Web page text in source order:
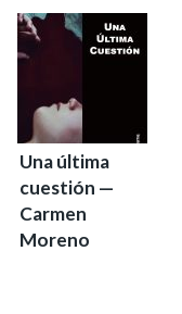
Una última
cuestión —
Carmen
Moreno